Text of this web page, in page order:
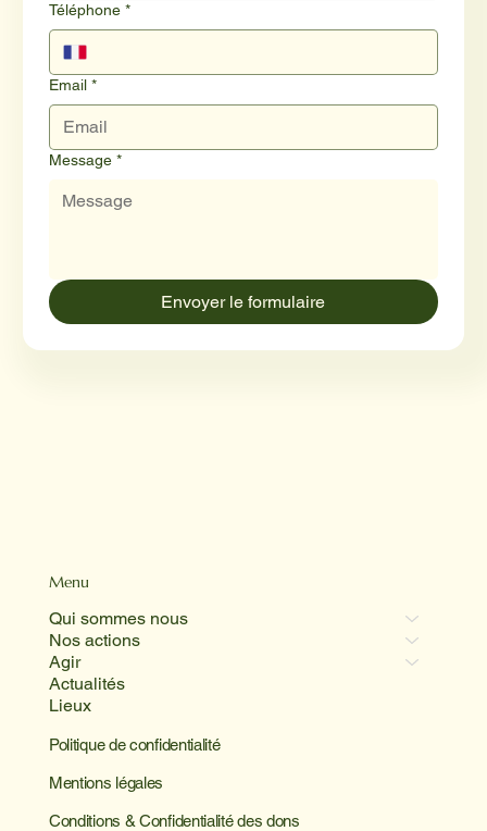
Menu
Qui sommes nous
Nos actions
Agir
Actualités
Lieux
Politique de confidentialité
Mentions légales
Conditions & Confidentialité des dons
Téléphone *
Email *
Message *
Envoyer le formulaire